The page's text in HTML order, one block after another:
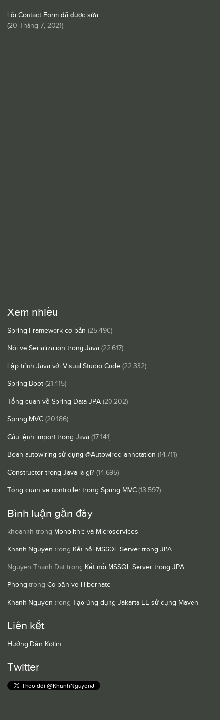
Lỗi Contact Form đã được sửa
(20 Tháng 7, 2021)
Xem nhiều
Spring Framework cơ bản (25.490)
Nói về Serialization trong Java (22.617)
Lập trình Java với Visual Studio Code (22.332)
Spring Boot (21.415)
Tổng quan về Spring Data JPA (20.202)
Spring MVC (20.186)
Câu lệnh import trong Java (17.141)
Bean autowiring sử dụng @Autowired annotation (14.711)
Constructor trong Java là gì? (14.695)
Tổng quan về controller trong Spring MVC (13.597)
Bình luận gần đây
khoannh trong Monolithic và Microservices
Khanh Nguyen trong Kết nối MSSQL Server trong JPA
Nguyen Thanh Dat trong Kết nối MSSQL Server trong JPA
Phong trong Cơ bản về Hibernate
Khanh Nguyen trong Tạo ứng dụng Jakarta EE sử dụng Maven
Liên kết
Hướng Dẫn Kotlin
Twitter